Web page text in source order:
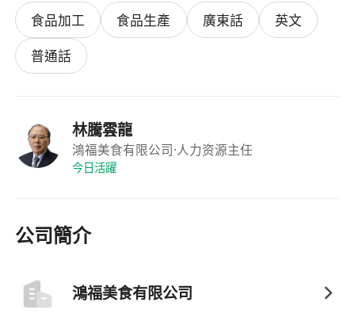
食品加工 食品生產 廣東話
英文
普通話
林騰雲龍
鴻福美食有限公司·人力资源主任
今日活躍
公司簡介
鴻福美食有限公司